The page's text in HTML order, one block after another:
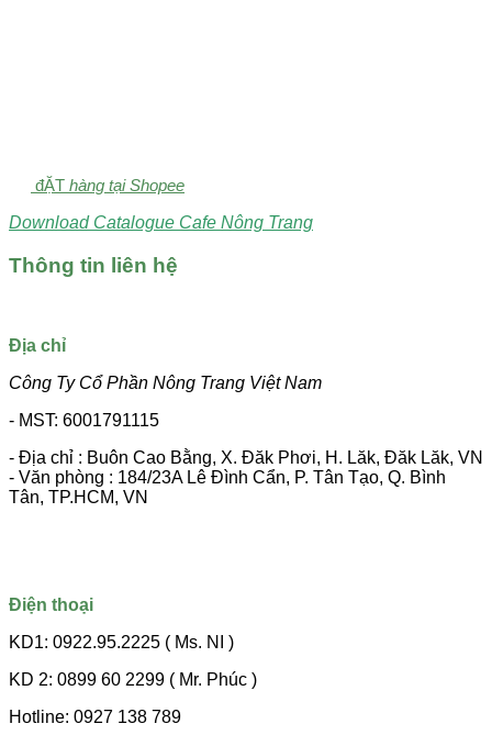
đẶT hàng tại Shopee
Download Catalogue Cafe Nông Trang
Thông tin liên hệ
Địa chỉ
Công Ty Cổ Phần Nông Trang Việt Nam
- MST: 6001791115
- Địa chỉ : Buôn Cao Bằng, X. Đăk Phơi, H. Lăk, Đăk Lăk, VN
- Văn phòng : 184/23A Lê Đình Cẩn, P. Tân Tạo, Q. Bình
Tân, TP.HCM, VN
Điện thoại
KD1: 0922.95.2225 ( Ms. NI )
KD 2: 0899 60 2299 ( Mr. Phúc )
Hotline: 0927 138 789